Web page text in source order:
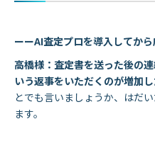
ーーAI査定プロを導入してか
高橋様：査定書を送った後の
いう返事をいただくのが増加し
とでも言いましょうか、はだ
ます。